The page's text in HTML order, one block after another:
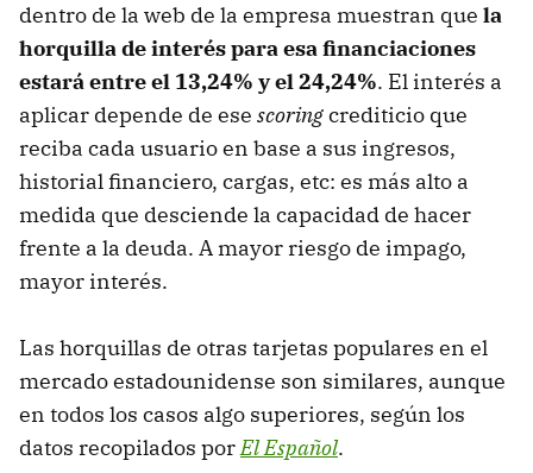
dentro de la web de la empresa muestran que la
horquilla de interés para esa financiaciones
estará entre el 13,24% y el 24,24%. El interés a
aplicar depende de ese scoringcrediticio que
reciba cada usuario en base a sus ingresos,
historial financiero, cargas, etc: es más alto a
medida que desciende la capacidad de hacer
frente a la deuda. A mayor riesgo de impago,
mayor interés.
Las horquillas de otras tarjetas populares en el
mercado estadounidense son similares, aunque
en todos los casos algo superiores, según los
datos recopilados porEl Español.